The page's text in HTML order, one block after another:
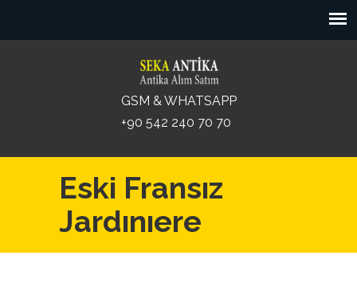
GSM & WHATSAPP
+90 542 240 70 70
Eski Fransız
Jardınıere